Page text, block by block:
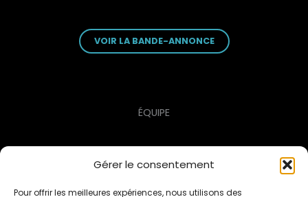
Gérer le consentement
Pour offrir les meilleures expériences, nous utilisons des
VOIR LA BANDE-ANNONCE
ÉQUIPE